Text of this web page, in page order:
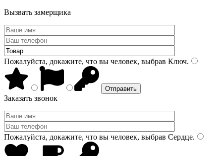
Вызвать замерщика
Пожалуйста, докажите, что вы человек, выбрав Ключ.
Заказать звонок
Пожалуйста, докажите, что вы человек, выбрав Сердце.